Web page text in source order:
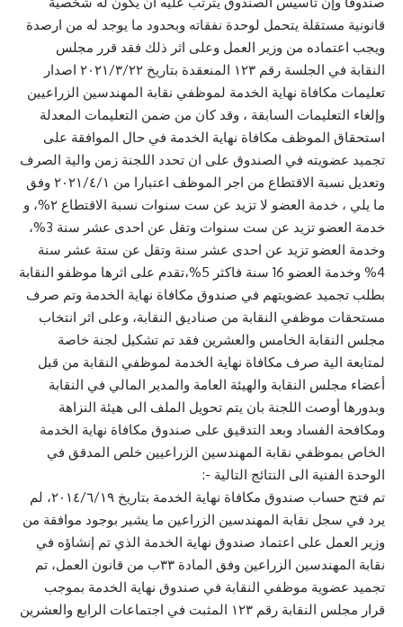
قانونية مستقلة يتحمل لوحدة نفقاته وبحدود ما يوجد له من ارصدة
ويجب اعتماده من وزير العمل وعلى اثر ذلك فقد قرر مجلس
النقابة في الجلسة رقم ١٢٣ المنعقدة بتاريخ ۲۰۲۱/۳/۲۲ اصدار
تعليمات مكافاة نهاية الخدمة لموظفي نقابة المهندسين الزراعيين
وإلغاء التعليمات السابقة ، وقد كان من ضمن التعليمات المعدلة
استحقاق الموظف مكافاة نهاية الخدمة في حال الموافقة على
تجميد عضويته في الصندوق على ان تحدد اللجنة زمن والية الصرف
وتعديل نسبة الاقتطاع من اجر الموظف اعتبارا من ٢٠٢١/٤/١ وفق
ما يلي ، خدمة العضو لا تزيد عن ست سنوات نسبة الاقتطاع ٢%، و
خدمة العضو تزيد عن ست سنوات وتقل عن احدى عشر سنة 3%،
وخدمة العضو تزيد عن احدى عشر سنة وتقل عن ستة عشر سنة
4% وخدمة العضو 16 سنة فاكثر 5%،تقدم على اثرها موظفو النقابة
بطلب تجميد عضويتهم في صندوق مكافاة نهاية الخدمة وتم صرف
مستحقات موظفي النقابة من صناديق النقابة، وعلى اثر انتخاب
مجلس النقابة الخامس والعشرين فقد تم تشكيل لجنة خاصة
لمتابعة الية صرف مكافاة نهاية الخدمة لموظفي النقابة من قبل
أعضاء مجلس النقابة والهيئة العامة والمدير المالي في النقابة
وبدورها أوصت اللجنة بان يتم تحويل الملف الى هيئة النزاهة
ومكافحة الفساد وبعد التدقيق على صندوق مكافاة نهاية الخدمة
الخاص بموظفي نقابة المهندسين الزراعيين خلص المدقق في
الوحدة الفنية الى النتائج التالية -:
تم فتح حساب صندوق مكافاة نهاية الخدمة بتاريخ ٢٠١٤/٦/١٩، لم
يرد في سجل نقابة المهندسين الزراعين ما يشير بوجود موافقة من
وزير العمل على اعتماد صندوق نهاية الخدمة الذي تم إنشاؤه في
نقابة المهندسين الزراعين وفق المادة ٣٣ب من قانون العمل، تم
تجميد عضوية موظفي النقابة في صندوق نهاية الخدمة بموجب
قرار مجلس النقابة رقم ۱۲۳ المثبت في اجتماعات الرابع والعشرين